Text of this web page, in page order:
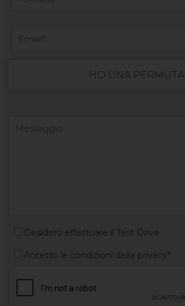
HO UNA PERMUTA
Desidero effettuare il Test Drive
Accetto le condizioni della privacy*